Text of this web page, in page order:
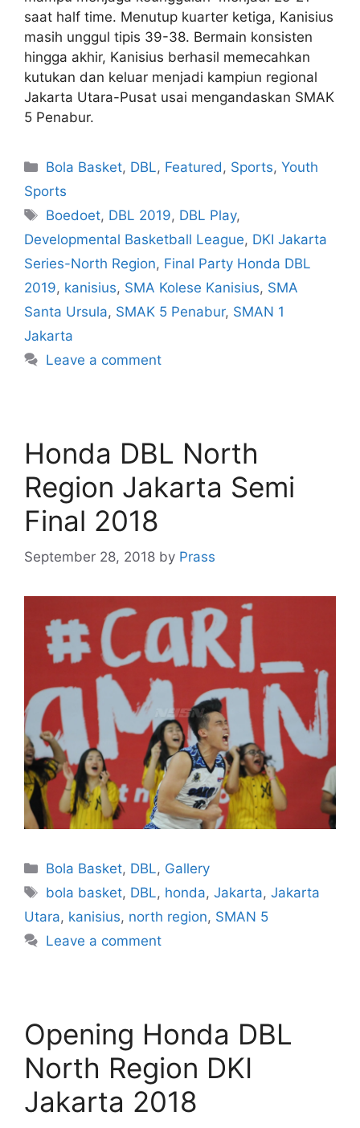
saat half time. Menutup kuarter ketiga, Kanisius
masih unggul tipis 39-38. Bermain konsisten
hingga akhir, Kanisius berhasil memecahkan
kutukan dan keluar menjadi kampiun regional
Jakarta Utara-Pusat usai mengandaskan SMAK
5 Penabur.
Bola Basket, DBL, Featured, Sports,Youth
Sports
Boedoet, DBL 2019, DBL Play,
Developmental Basketball League, DKI Jakarta
Series-North Region, Final Party Honda DBL
2019, kanisius, SMA Kolese Kanisius, SMA
Santa Ursula, SMAK 5 Penabur, SMAN 1
Jakarta
Leave a comment
Honda DBL North
Region Jakarta Semi
Final 2018
September 28, 2018 by Prass
Bola Basket, DBL, Gallery
bola basket, DBL, honda,Jakarta,Jakarta
Utara, kanisius, north region, SMAN 5
Leave a comment
Opening Honda DBL
North Region DKI
Jakarta 2018